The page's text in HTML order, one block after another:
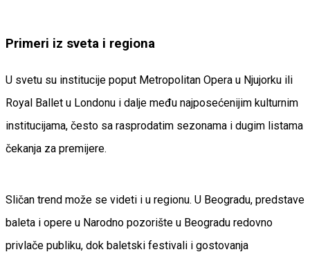
Primeri iz sveta i regiona
U svetu su institucije poput Metropolitan Opera u Njujorku ili
Royal Ballet u Londonu i dalje među najposećenijim kulturnim
institucijama, često sa rasprodatim sezonama i dugim listama
čekanja za premijere.
Sličan trend može se videti i u regionu. U Beogradu, predstave
baleta i opere u Narodno pozorište u Beogradu redovno
privlače publiku, dok baletski festivali i gostovanja